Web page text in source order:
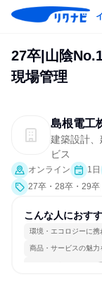
27卒|山陰
現場管理
島根電工
建築設計
ビス
オンライン 1日
27卒・28卒・29卒
こんな人におす
環境・エコロジーに携
商品・サービスの魅力
コミュニケーションが